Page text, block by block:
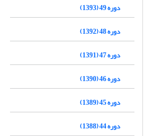
دوره 49 (1393)
دوره 48 (1392)
دوره 47 (1391)
دوره 46 (1390)
دوره 45 (1389)
دوره 44 (1388)